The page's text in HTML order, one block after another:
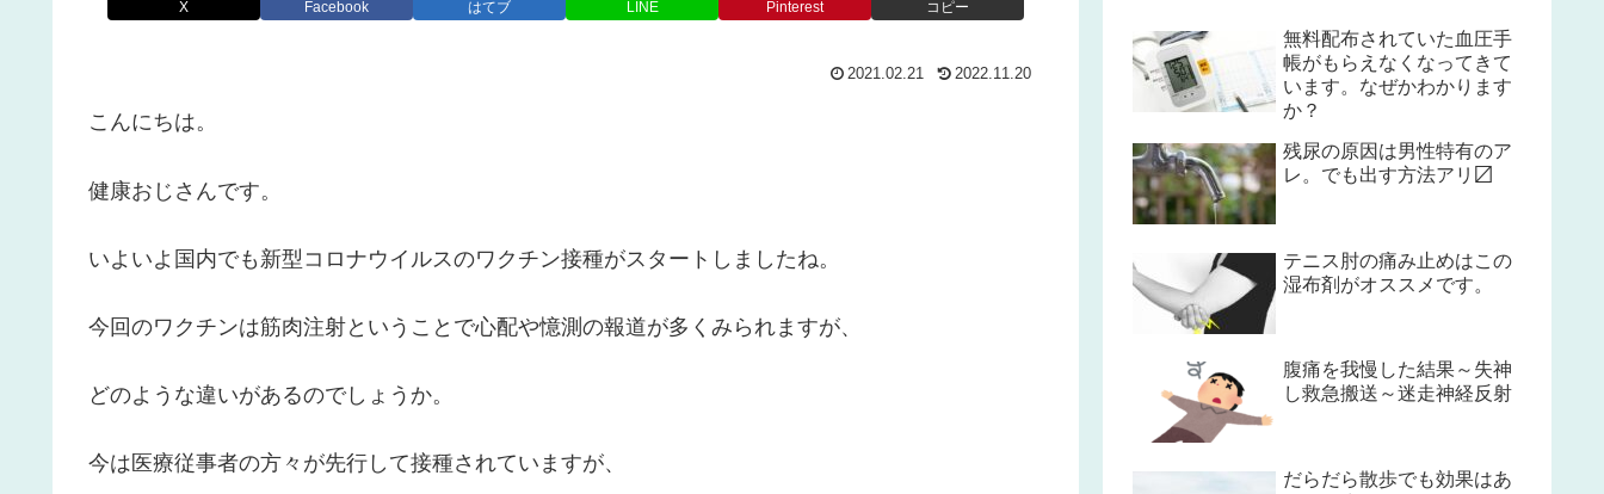
X Facebook はてブ LINE Pinterest コピー
2021.02.21 2022.11.20
こんにちは。
健康おじさんです。
いよいよ国内でも新型コロナウイルスのワクチン接種がスタートしましたね。
今回のワクチンは筋肉注射ということで心配や憶測の報道が多くみられますが、
どのような違いがあるのでしょうか。
今は医療従事者の方々が先行して接種されていますが、
無料配布されていた血圧手
帳がもらえなくなってきて
います。なぜかわかります
か？
残尿の原因は男性特有のア
レ。でも出す方法アリ〼
テニス肘の痛み止めはこの
湿布剤がオススメです。
腹痛を我慢した結果～失神
し救急搬送～迷走神経反射
だらだら散歩でも効果はあ